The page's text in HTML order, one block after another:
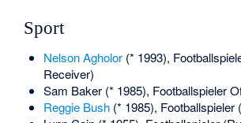
Sport
Nelson Agholor(* 1993),
Receiver)
Sam Baker(* 1985), Footballspieler
Reggie Bush(* 1985), Footballspieler